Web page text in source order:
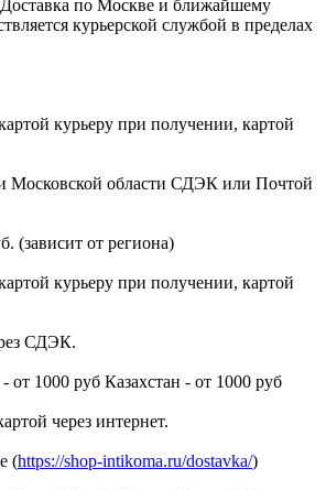
по Москве и ближайшему
курьерской службой в пределах
курьеру при получении, картой
Московской области СДЭК или Почтой
(зависит от региона)
курьеру при получении, картой
СДЭК.
от 1000 руб Казахстан - от 1000 руб
через интернет.
(https://shop-intikoma.ru/dostavka/)